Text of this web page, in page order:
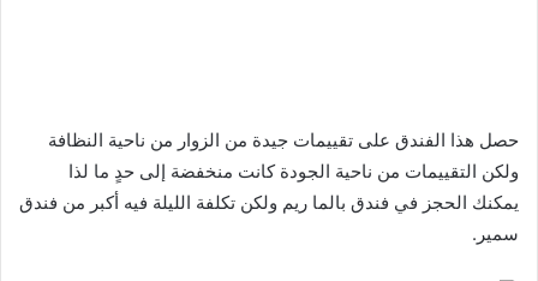
حصل هذا الفندق على تقييمات جيدة من الزوار من ناحية النظافة
ولكن التقييمات من ناحية الجودة كانت منخفضة إلى حدٍ ما لذا
يمكنك الحجز في فندق بالما ريم ولكن تكلفة الليلة فيه أكبر من فندق
سمير.